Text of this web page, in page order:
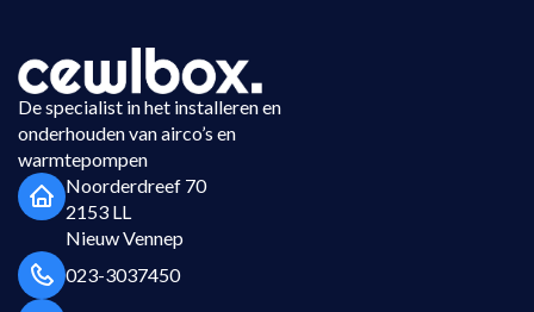
De specialist in het installeren en
onderhouden van airco’s en
warmtepompen
Noorderdreef 70
2153 LL
Nieuw Vennep
023-3037450